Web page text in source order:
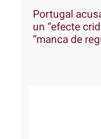
Portugal
un “efecte
“manca de